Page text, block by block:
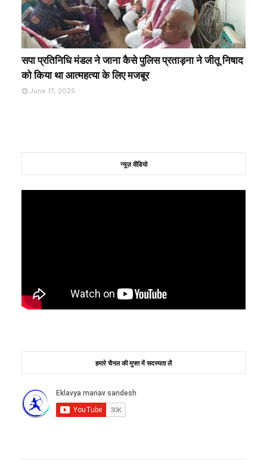
सपा प्रतिनिधि मंडल ने जाना कैसे पुलिस प्रताड़ना ने जीतू निषाद
को किया था आत्महत्या के लिए मजबूर
June 17, 2025
न्यूज़ वीडियो
हमारे चैनल की मुफ्त में सदस्यता लें